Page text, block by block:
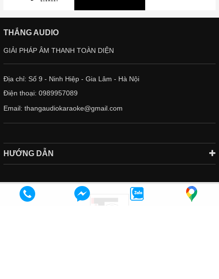
THẮNG AUDIO
GIẢI PHÁP ÂM THANH TOÀN DIỆN
Địa chỉ: Số 9 - Ninh Hiệp - Gia Lâm - Hà Nội
Điện thoại: 0989957089
Email: thangaudiokaraoke@gmail.com
HƯỚNG DẪN